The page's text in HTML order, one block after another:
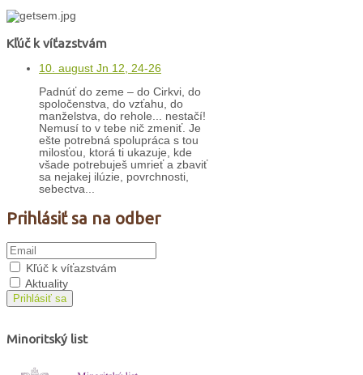
Kľúč k víťazstvám
10. august Jn 12, 24-26
Padnúť do zeme – do Cirkvi, do
spoločenstva, do vzťahu, do
manželstva, do rehole... nestačí!
Nemusí to v tebe nič zmeniť. Je
ešte potrebná spolupráca s tou
milosťou, ktorá ti ukazuje, kde
všade potrebuješ umrieť a zbaviť
sa nejakej ilúzie, povrchnosti,
sebectva...
Prihlásiť sa na odber
Kľúč k víťazstvám
Aktuality
Prihlásiť sa
Minoritský list